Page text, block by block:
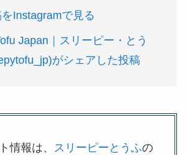
Instagramで見る
Japan｜スリーピー・とう
がシェアした投稿
情報は、 スリーピーとうふの